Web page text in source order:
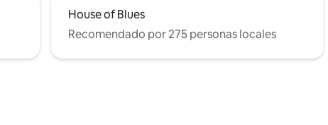
House of Blues
Recomendado por 275 personas locales